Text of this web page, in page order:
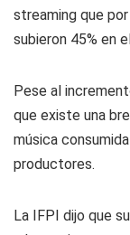
streaming que
subieron 45% en
Pese al
que existe una
música
productores.
La IFPI dijo que